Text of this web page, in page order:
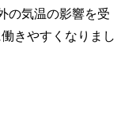
の気温の影響を受
きやすくなりまし